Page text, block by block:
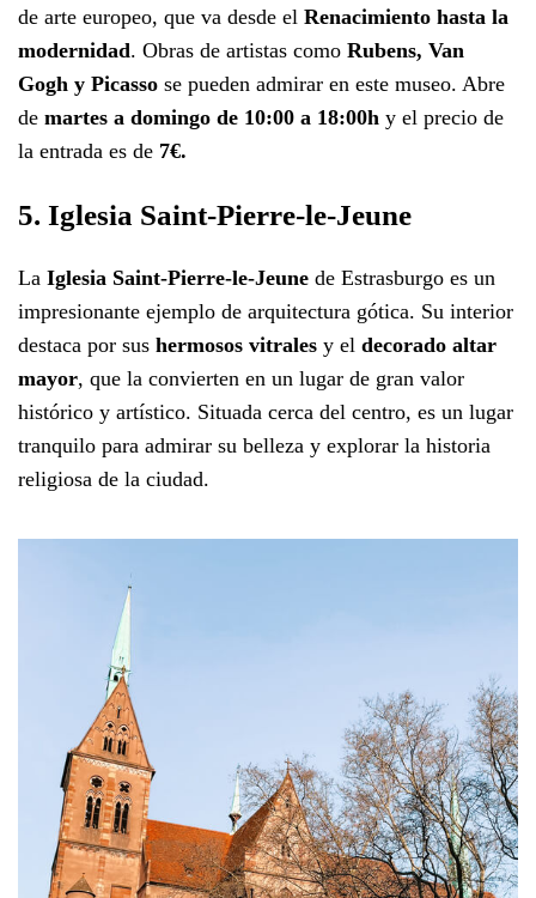
de arte europeo, que va desde el Renacimiento hasta la
modernidad. Obras de artistas como Rubens, Van
Gogh y Picasso se pueden admirar en este museo. Abre
de martes a domingo de 10:00 a 18:00h y el precio de
la entrada es de 7€.
5. Iglesia Saint-Pierre-le-Jeune
La Iglesia Saint-Pierre-le-Jeune de Estrasburgo es un
impresionante ejemplo de arquitectura gótica. Su interior
destaca por sus hermosos vitrales y el decorado altar
mayor, que la convierten en un lugar de gran valor
histórico y artístico. Situada cerca del centro, es un lugar
tranquilo para admirar su belleza y explorar la historia
religiosa de la ciudad.